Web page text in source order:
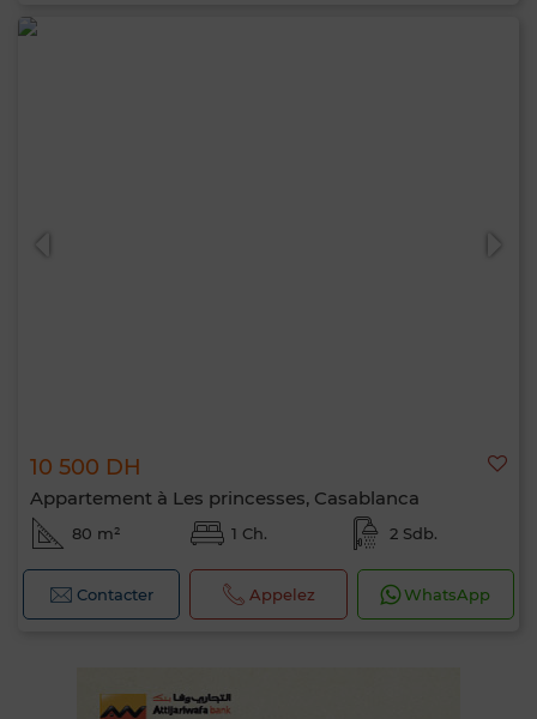
10 500 DH
Appartement à Les princesses, Casablanca
80 m² 1 Ch. 2 Sdb.
Contacter Appelez WhatsApp